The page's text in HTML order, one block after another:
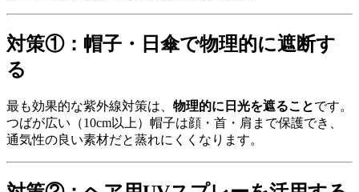
対策①：帽子・日傘で物理的に遮断す
る
最も効果的な紫外線対策は、 物理的に日光を遮ることです。
つばが広い（10cm以上）帽子は顔・首・肩まで保護でき、
通気性の良い素材だと蒸れにくくなります。